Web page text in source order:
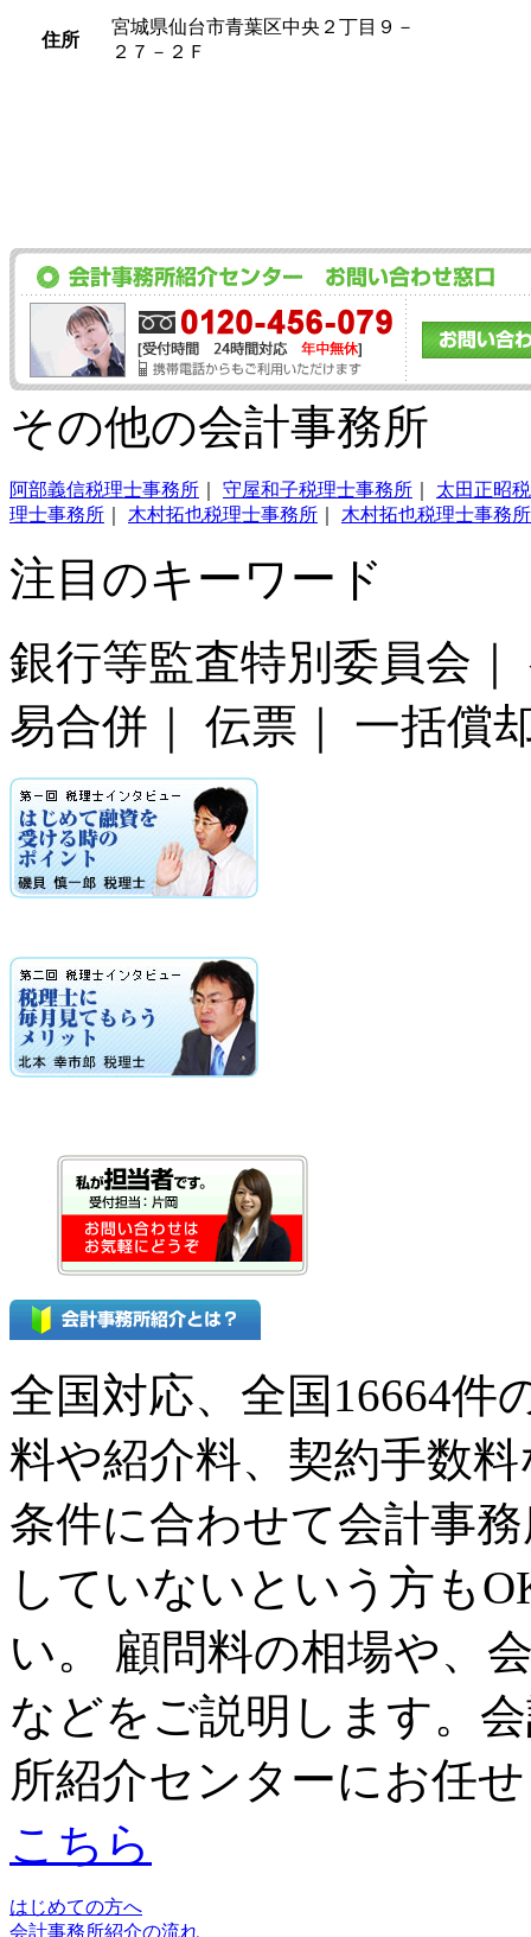
住所
宮城県仙台市青葉区中央２丁目９－
２７－２Ｆ
その他の会計事務所
阿部義信税理士事務所 守屋和子税理士事務所
太田正昭
理士事務所
木村拓也税理士事務所 木村拓也税理士事務所
注目のキーワード
銀行等監査特別委員会
易合併｜ 伝票｜ 一括償
全国対応、全国16664件
料や紹介料、契約手数
条件に合わせて会計事
していないという方も
い。 顧問料の相場や、
などをご説明します。
所紹介センターにお任
こちら
はじめての方へ
会計事務所紹介の流れ